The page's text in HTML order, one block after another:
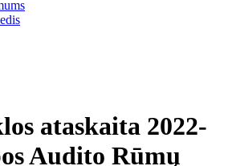
ataskaita 2022-
Audito Rūmų